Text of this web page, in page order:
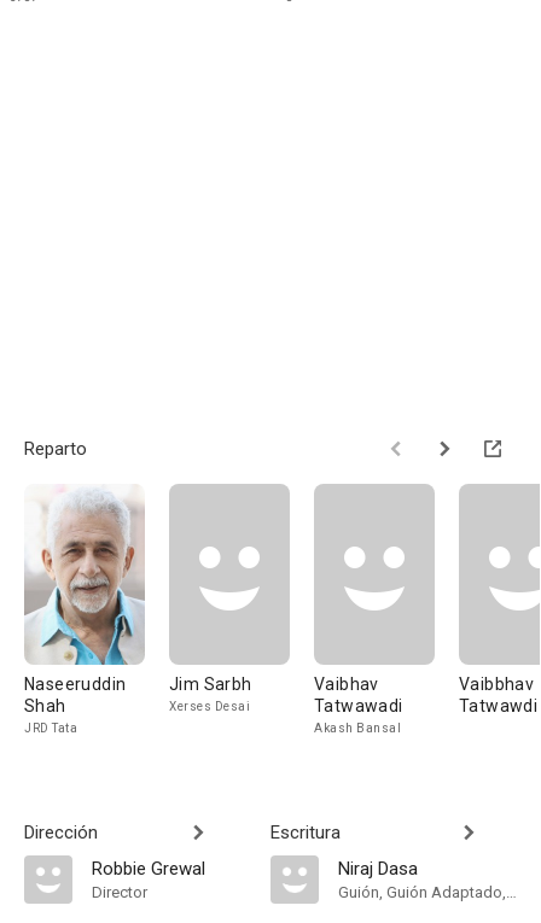
Reparto
Naseeruddin
Shah
JRD Tata
Jim Sarbh
Xerses Desai
Vaibhav
Tatwawadi
Akash Bansal
Vaibbhav
Tatwawdi
Dirección
Robbie Grewal
Director
Escritura
Niraj Dasa
Guión, Guión Adaptado, Dialogue